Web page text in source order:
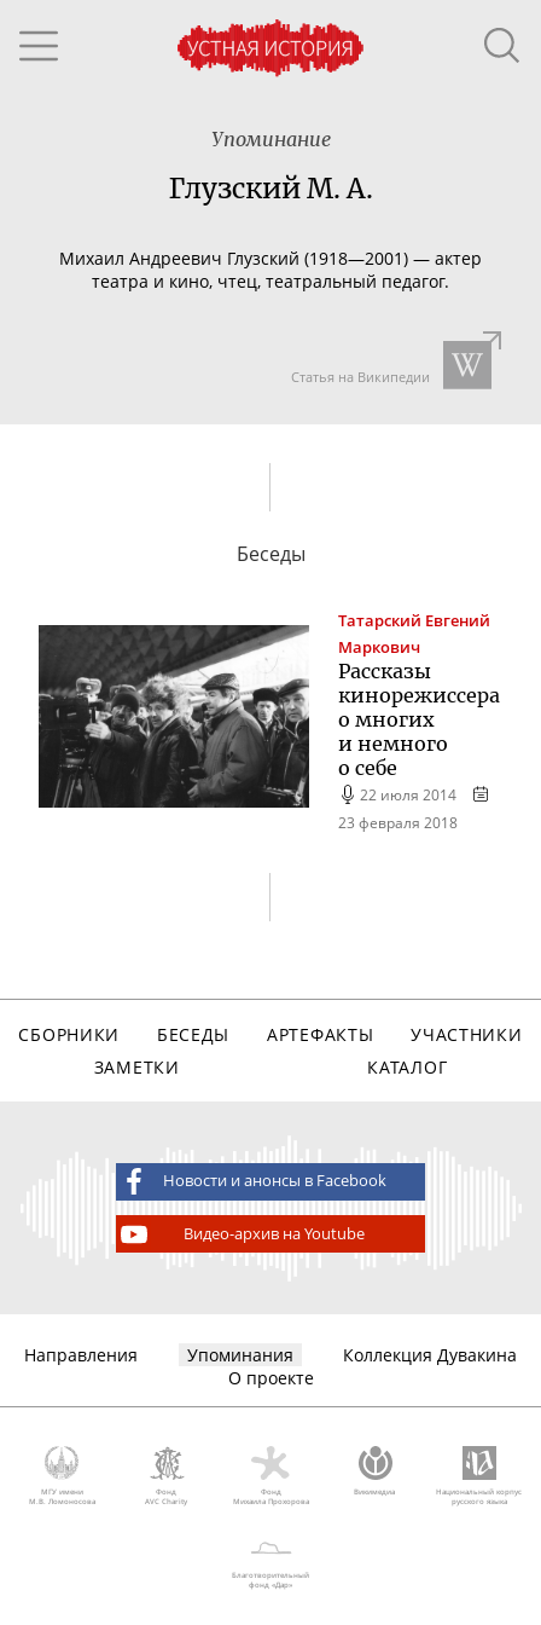
Упоминание
Глузский М. А.
Михаил Андреевич Глузский (1918—2001) — актер
театра и кино, чтец, театральный педагог.
Статья на Википедии
Беседы
Татарский Евгений
Маркович
Рассказы
кинорежиссера
о многих
и немного
о себе
22 июля 2014
23 февраля 2018
СБОРНИКИ БЕСЕДЫ АРТЕФАКТЫ
УЧАСТНИКИ
ЗАМЕТКИ
КАТАЛОГ
Новости и анонсы в Facebook
Видео-архив на Youtube
Направления Упоминания
Коллекция Дувакина
О проекте
МГУ имени
М.В. Ломоносова
Фонд
AVC Charity
Фонд
Михаила Прохорова
Викимедиа
Национальный корпус
русского языка
Благотворительный
фонд «Дар»